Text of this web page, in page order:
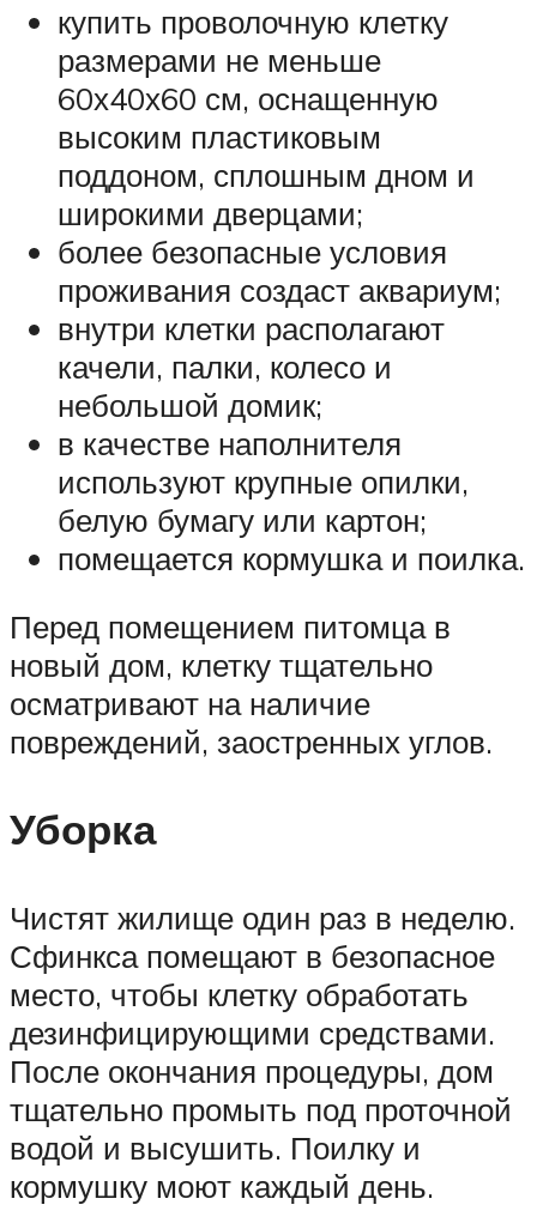
купить проволочную клетку
размерами не меньше
60х40х60 см, оснащенную
высоким пластиковым
поддоном, сплошным дном и
широкими дверцами;
более безопасные условия
проживания создаст аквариум;
внутри клетки располагают
качели, палки, колесо и
небольшой домик;
в качестве наполнителя
используют крупные опилки,
белую бумагу или картон;
помещается кормушка и поилка.
Перед помещением питомца в
новый дом, клетку тщательно
осматривают на наличие
повреждений, заостренных углов.
Уборка
Чистят жилище один раз в неделю.
Сфинкса помещают в безопасное
место, чтобы клетку обработать
дезинфицирующими средствами.
После окончания процедуры, дом
тщательно промыть под проточной
водой и высушить. Поилку и
кормушку моют каждый день.